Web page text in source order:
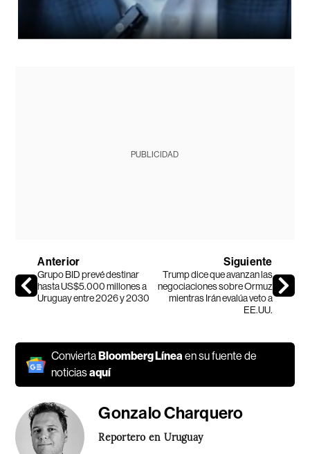
PUBLICIDAD
Anterior
Grupo BID prevé destinar
hasta US$5.000 millones a
Uruguay entre 2026 y 2030
Siguiente
Trump dice que avanzan las
negociaciones sobre Ormuz
mientras Irán evalúa veto a
EE.UU.
Convierta Bloomberg Líneaen su fuente de
noticiasaquí
Gonzalo Charquero
Reportero en Uruguay